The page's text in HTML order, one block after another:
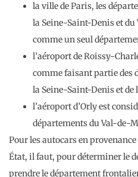
la ville de Paris, les
la Seine-Saint-Denis et
comme un seul
l’aéroport de Roissy-
comme faisant partie des
la Seine-Saint-Denis et de
l’aéroport d’Orly est
départements du Val-de-
Pour les autocars en
État, il faut, pour déterminer le
prendre le département